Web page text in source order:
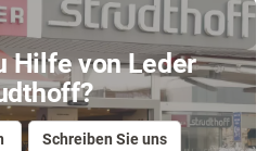
Hilfe von Leder
Schreiben Sie uns